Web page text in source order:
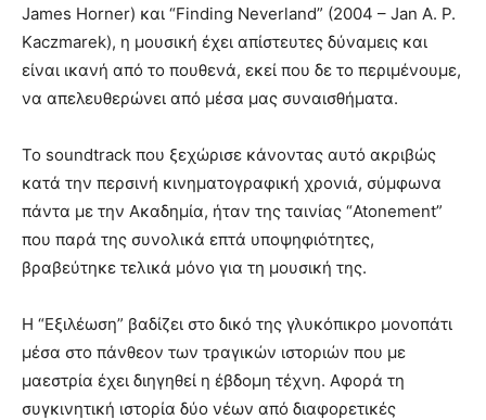
James Horner) και “Finding Neverland” (2004 – Jan A. P.
Kaczmarek), η μουσική έχει απίστευτες δύναμεις και
είναι ικανή από το πουθενά, εκεί που δε το περιμένουμε,
να απελευθερώνει από μέσα μας συναισθήματα.
Το soundtrack που ξεχώρισε κάνοντας αυτό ακριβώς
κατά την περσινή κινηματογραφική χρονιά, σύμφωνα
πάντα με την Ακαδημία, ήταν της ταινίας “Atonement”
που παρά της συνολικά επτά υποψηφιότητες,
βραβεύτηκε τελικά μόνο για τη μουσική της.
Η “Εξιλέωση” βαδίζει στο δικό της γλυκόπικρο μονοπάτι
μέσα στο πάνθεον των τραγικών ιστοριών που με
μαεστρία έχει διηγηθεί η έβδομη τέχνη. Αφορά τη
συγκινητική ιστορία δύο νέων από διαφορετικές